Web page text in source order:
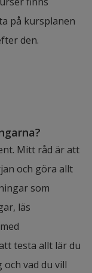
på kursplanen
den.
Mitt råd är att
och göra allt
som
läs
testa allt lär du
vad du vill